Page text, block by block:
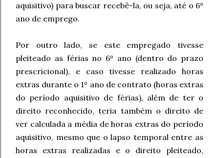
aquisitivo) para buscar recebê-la, ou seja, até o 6º
ano de emprego.
Por outro lado, se este empregado tivesse
pleiteado as férias no 6º ano (dentro do prazo
prescricional), e caso tivesse realizado horas
extras durante o 1º ano de contrato (horas extras
do período aquisitivo de férias), além de ter o
direito reconhecido, teria também o direito de
ver calculada a média de horas extras do período
aquisitivo, mesmo que o lapso temporal entre as
horas extras realizadas e o direito pleiteado,